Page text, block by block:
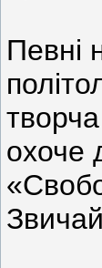
Певні
охоче